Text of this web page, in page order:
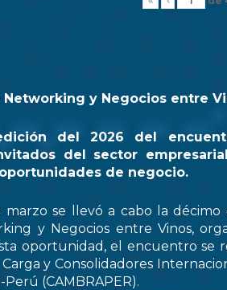
y Negocios entre
del 2026 del
del sector
de negocio.
marzo se llevó a cabo la
y Negocios entre Vinos,
oportunidad, el encuentro se
y Consolidadores
(CAMBRAPER).